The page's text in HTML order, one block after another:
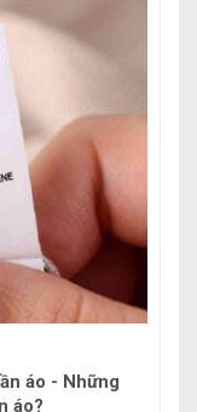
áo - Những
áo?